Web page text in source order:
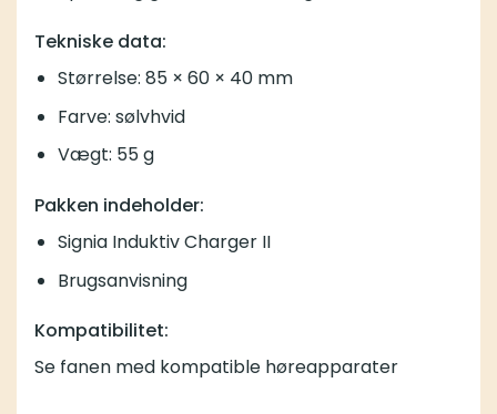
Tekniske data:
Størrelse: 85 × 60 × 40 mm
Farve: sølvhvid
Vægt: 55 g
Pakken indeholder:
Signia Induktiv Charger II
Brugsanvisning
Kompatibilitet:
Se fanen med kompatible høreapparater